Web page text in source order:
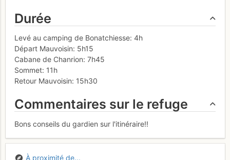
Durée
Levé au camping de Bonatchiesse: 4h
Départ Mauvoisin: 5h15
Cabane de Chanrion: 7h45
Sommet: 11h
Retour Mauvoisin: 15h30
Commentaires sur le refuge
Bons conseils du gardien sur l'itinéraire!!
À proximité de...